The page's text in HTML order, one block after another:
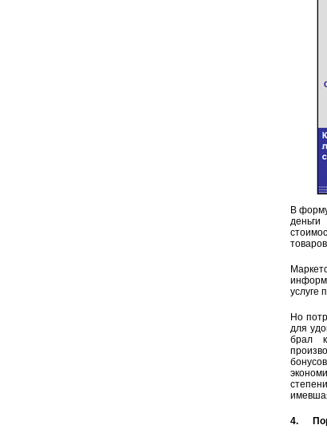
В
товаров
услуге
Но
для
брал
4.